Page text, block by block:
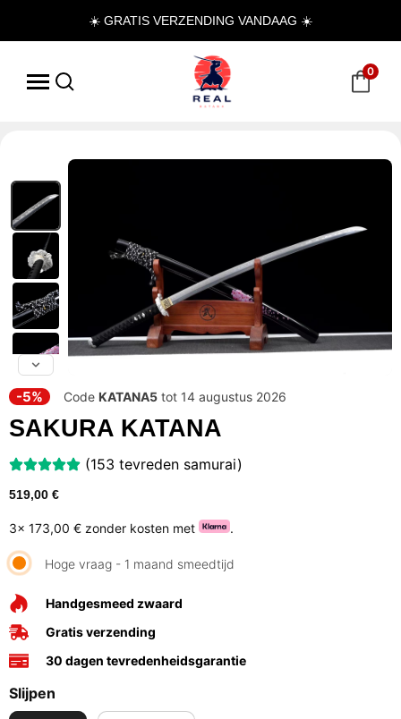
☀️ GRATIS VERZENDING VANDAAG ☀️
0
-5% Code KATANA5 tot 14 augustus 2026
SAKURA KATANA
(153 tevreden samurai)
519,00 €
3x 173,00 € zonder kosten met .
Hoge vraag - 1 maand smeedtijd
Handgesmeed zwaard
Gratis verzending
30 dagen tevredenheidsgarantie
Slijpen